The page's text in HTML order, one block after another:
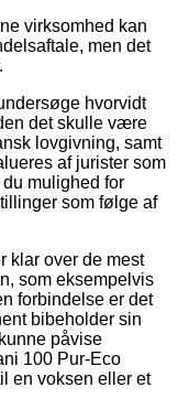
virksomhed kan
men det
hvorvidt
det skulle være
lovgivning, samt
af jurister som
mulighed for
som følge af
klar over de mest
som eksempelvis
forbindelse er det
bibeholder sin
påvise
100 Pur-Eco
en voksen eller et